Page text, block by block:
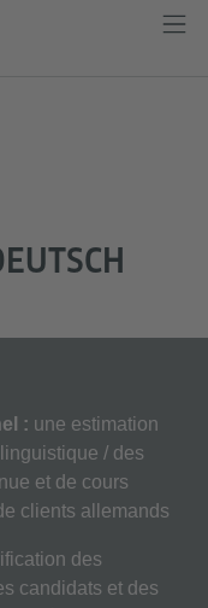
: une estimation
/ des
et de cours
clients allemands
des
candidats et des